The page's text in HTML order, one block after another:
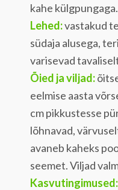
kahe külgpungaga.
Lehed:vastakud
südaja alusega,
varisevad
Õied ja viljad:
eelmise aasta
cm pikkustesse
lõhnavad,
avaneb kaheks
seemet. Viljad
Kasvutingimused: